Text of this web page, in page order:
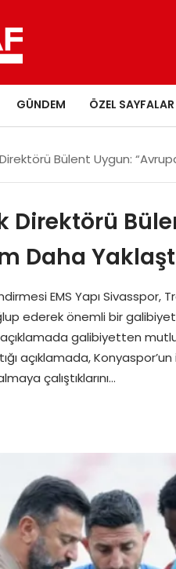
GÜNDEM ÖZEL SAYFALAR
Bülent Uygun:
Direktörü
Daha
EMS Yapı Sivasspor,
ederek önemli bir
açıklamada galibiyetten
açıklamada,
çalıştıklarını…